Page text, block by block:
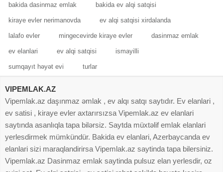
bakida dasinmaz emlak bakida ev alqi satqisi
kiraye evler nerimanovda ev alqi satqisi xirdalanda
lalafo evler mingecevirde kiraye evler dasinmaz emlak
ev elanlari ev alqi satqisi ismayilli
sumqayıt həyət evi turlar
VIPEMLAK.AZ
Vipemlak.az daşınmaz əmlak , ev alqı satqı saytıdır. Ev elanlari ,
ev satisi , kiraye evler axtarırsızsa Vipemlak.az ev elanlari
saytında asanlıqla tapa bilərsiz. Saytda müxtəlif emlak elanlari
yerlesdirmek mümkündür. Bakida ev elanlari, Azerbaycanda ev
elanlari sizi maraqlandirirsa Vipemlak.az saytinda tapa bilersiniz.
Vipemlak.az Dasinmaz emlak saytinda pulsuz elan yerlesdir, oz